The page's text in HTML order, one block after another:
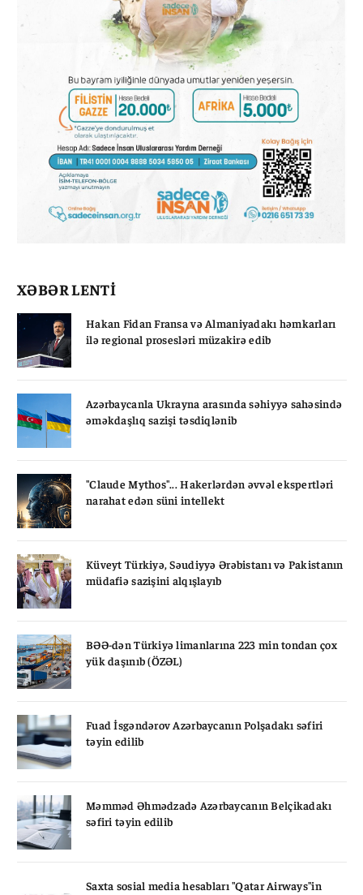
XƏBƏR LENTİ
Hakan Fidan Fransa və Almaniyadakı həmkarları
ilə regional prosesləri müzakirə edib
Azərbaycanla Ukrayna arasında səhiyyə sahəsində
əməkdaşlıq sazişi təsdiqlənib
"Claude Mythos"... Hakerlərdən əvvəl ekspertləri
narahat edən süni intellekt
Küveyt Türkiyə, Səudiyyə Ərəbistanı və Pakistanın
müdafiə sazişini alqışlayıb
BƏƏ-dən Türkiyə limanlarına 223 min tondan çox
yük daşınıb (ÖZƏL)
Fuad İsgəndərov Azərbaycanın Polşadakı səfiri
təyin edilib
Məmməd Əhmədzadə Azərbaycanın Belçikadakı
səfiri təyin edilib
Saxta sosial media hesabları "Qatar Airways"in